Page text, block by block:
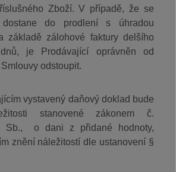
Zboží. V případě, že se
dostane do prodlení s úhradou
základě zálohové faktury delšího
je Prodávající oprávněn od
odstoupit.
vystavený daňový doklad bude
stanovené zákonem č.
Sb.,
o dani z přidané hodnoty,
znění náležitostí dle ustanovení §